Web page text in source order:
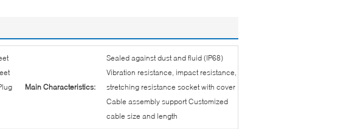
Main Characteristics:
Sealed against dust and fluid (IP68)
Vibration resistance, impact resistance,
stretching resistance socket with cover
Cable assembly support Customized
cable size and length